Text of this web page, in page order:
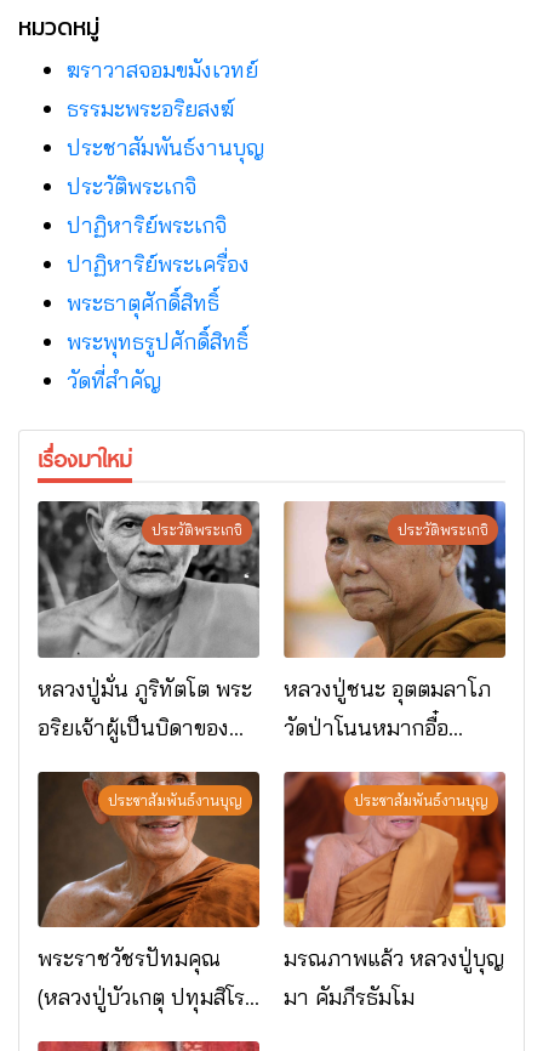
หมวดหมู่
ฆราวาสจอมขมังเวทย์
ธรรมะพระอริยสงฆ์
ประชาสัมพันธ์งานบุญ
ประวัติพระเกจิ
ปาฏิหาริย์พระเกจิ
ปาฏิหาริย์พระเครื่อง
พระธาตุศักดิ์สิทธิ์
พระพุทธรูปศักดิ์สิทธิ์
วัดที่สําคัญ
เรื่องมาใหม่
ประวัติพระเกจิ
หลวงปู่มั่น ภูริทัตโต พระ
อริยเจ้าผู้เป็นบิดาของ
พระกรรมฐาน
ประวัติพระเกจิ
หลวงปู่ชนะ อุตตมลาโภ
วัดป่าโนนหมากอื๋อ
อ.เมือง จ.มหาสารคาม
ประชาสัมพันธ์งานบุญ
พระราชวัชรปัทมคุณ
(หลวงปู่บัวเกตุ ปทุมสิโร)
มรณภาพแล้ว วัดป่า
ประชาสัมพันธ์งานบุญ
มรณภาพแล้ว หลวงปู่บุญ
มา คัมภีรธัมโม